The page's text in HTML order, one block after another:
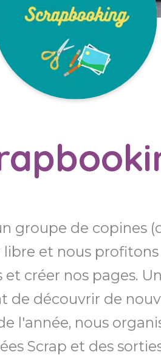
groupe de copines
et nous
créer nos pages.
de découvrir de
l'année, nous
Scrap et des